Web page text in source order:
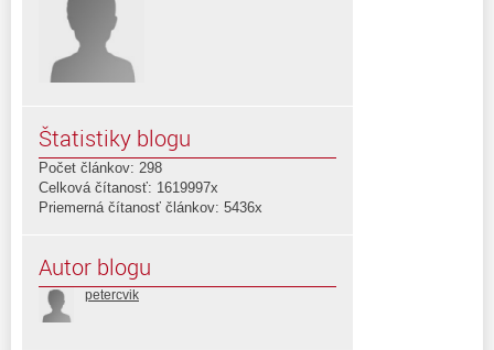
Štatistiky blogu
Počet článkov: 298
Celková čítanosť: 1619997x
Priemerná čítanosť článkov: 5436x
Autor blogu
petercvik